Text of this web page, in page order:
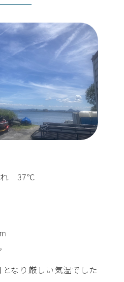
れ 37℃
となり厳しい気温でした